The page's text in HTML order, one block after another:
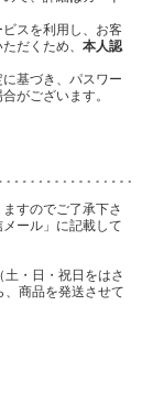
スを利用し、お客
だくため、 本人認
基づき、パスワー
がございます。
すのでご了承下さ
ール」に記載して
・日・祝日をはさ
商品を発送させて